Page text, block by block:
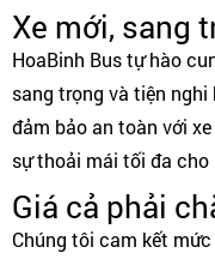
Xe mới, sang
HoaBinh Bus tự hào
sang trọng và tiện
đảm bảo an toàn với
sự thoải mái tối đa cho
Giá cả phải
Chúng tôi cam kết